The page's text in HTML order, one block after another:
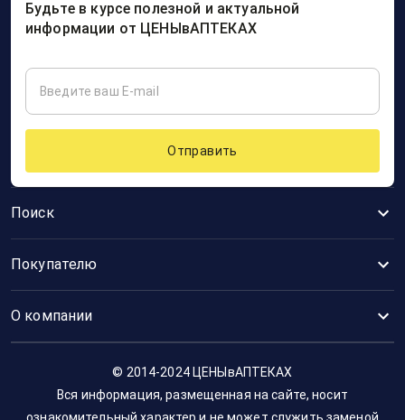
Поиск
Покупателю
О компании
Будьте в курсе полезной и актуальной
информации от ЦЕНЫвАПТЕКАХ
Отправить
© 2014-2024 ЦЕНЫвАПТЕКАХ
Вся информация, размещенная на сайте, носит